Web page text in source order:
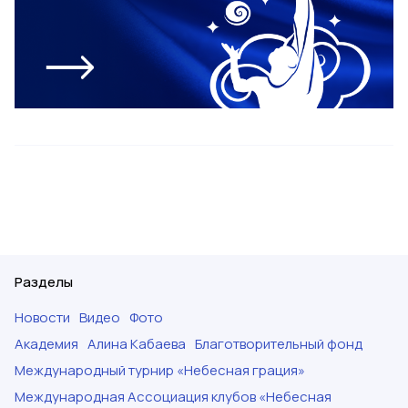
Разделы
Новости Видео Фото
Академия Алина Кабаева Благотворительный фонд
Международный турнир «Небесная грация»
Международная Ассоциация клубов «Небесная